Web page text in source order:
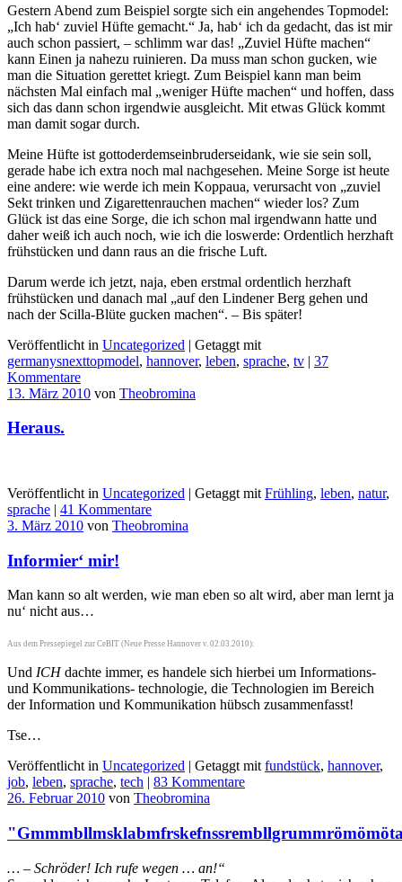
Gestern Abend zum Beispiel sorgte sich ein angehendes Topmodel:
„Ich hab‘ zuviel Hüfte gemacht.“ Ja, hab‘ ich da gedacht, das ist mir
auch schon passiert, – schlimm war das! „Zuviel Hüfte machen“
kann Einen ja nahezu ruinieren. Da muss man schon gucken, wie
man die Situation gerettet kriegt. Zum Beispiel kann man beim
nächsten Mal einfach mal „weniger Hüfte machen“ und hoffen, dass
sich das dann schon irgendwie ausgleicht. Mit etwas Glück kommt
man damit sogar durch.
Meine Hüfte ist gottoderdemseinbruderseidank, wie sie sein soll,
gerade habe ich extra noch mal nachgesehen. Meine Sorge ist heute
eine andere: wie werde ich mein Koppaua, verursacht von „zuviel
Sekt trinken und Zigarettenrauchen machen“ wieder los? Zum
Glück ist das eine Sorge, die ich schon mal irgendwann hatte und
daher weiß ich auch noch, wie ich die loswerde: Ordentlich herzhaft
frühstücken und dann raus an die frische Luft.
Darum werde ich jetzt, naja, eben erstmal ordentlich herzhaft
frühstücken und danach mal „auf den Lindener Berg gehen und
nach der Scilla-Blüte gucken machen“. – Bis später!
Veröffentlicht in Uncategorized | Getaggt mit
germanysnexttopmodel, hannover, leben, sprache, tv | 37
Kommentare
13. März 2010 von Theobromina
Heraus.
Veröffentlicht in Uncategorized | Getaggt mit Frühling, leben, natur,
sprache | 41 Kommentare
3. März 2010 von Theobromina
Informier‘ mir!
Man kann so alt werden, wie man eben so alt wird, aber man lernt ja
nu‘ nicht aus…
Aus dem Pressepiegel zur CeBIT (Neue Presse Hannover v. 02.03.2010):
Und ICHdachte immer, es handele sich hierbei um Informations-
und Kommunikations- technologie, die Technologien im Bereich
der Information und Kommunikation hübsch zusammenfasst!
Tse…
Veröffentlicht in Uncategorized | Getaggt mitfundstück, hannover,
job, leben, sprache, tech | 83 Kommentare
26. Februar 2010 von Theobromina
… – Schröder! Ich rufe wegen … an!“